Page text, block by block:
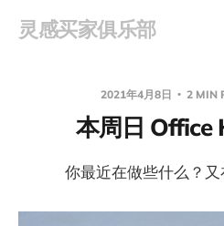
灵感买家俱乐部
2021年4月8日 2 MIN
本周日 Office
你最近在做些什么？